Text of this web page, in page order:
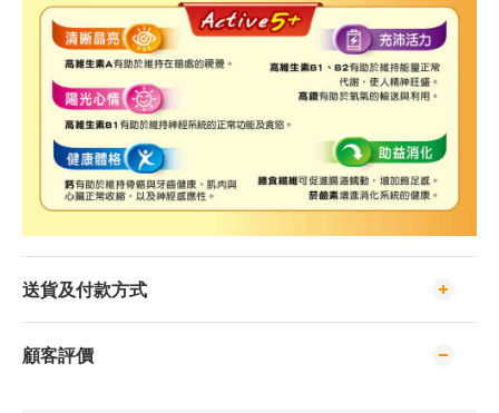
送貨及付款方式
顧客評價